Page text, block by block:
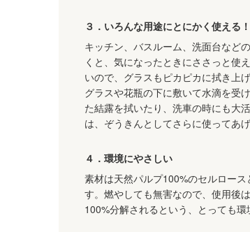
３．いろんな用途にとにかく使える！
キッチン、バスルーム、洗面台など
くと、気になったときにささっと使
いので、グラスもピカピカに拭き上
グラスや花瓶の下に敷いて水滴を受
た結露を拭いたり、洗車の時にも大
は、ぞうきんとしてさらに使ってあげ
４．環境にやさしい
素材は天然パルプ100%のセルロース
す。燃やしても無害なので、使用後
100%分解されるという、とっても環